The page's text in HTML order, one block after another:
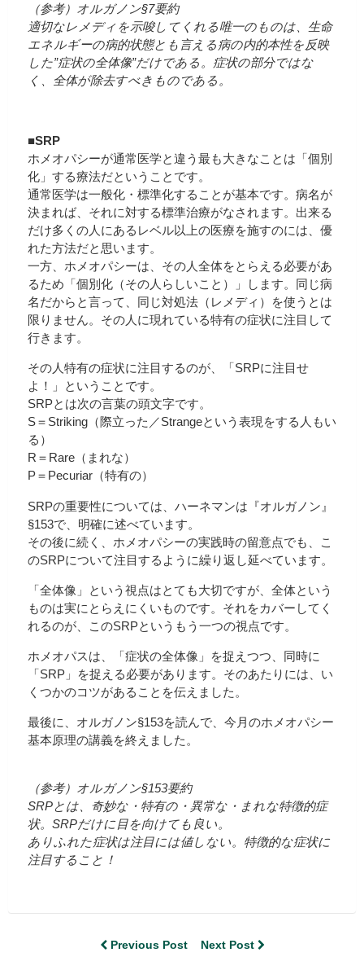
（参考）オルガノン§7要約
適切なレメディを示唆してくれる唯一のものは、生命
エネルギーの病的状態とも言える病の内的本性を反映
した”症状の全体像”だけである。症状の部分ではな
く、全体が除去すべきものである。
■SRP
ホメオパシーが通常医学と違う最も大きなことは「個別
化」する療法だということです。
通常医学は一般化・標準化することが基本です。病名が
決まれば、それに対する標準治療がなされます。出来る
だけ多くの人にあるレベル以上の医療を施すのには、優
れた方法だと思います。
一方、ホメオパシーは、その人全体をとらえる必要があ
るため「個別化（その人らしいこと）」します。同じ病
名だからと言って、同じ対処法（レメディ）を使うとは
限りません。その人に現れている特有の症状に注目して
行きます。
その人特有の症状に注目するのが、「SRPに注目せ
よ！」ということです。
SRPとは次の言葉の頭文字です。
S＝Striking（際立った／Strangeという表現をする人もい
る）
R＝Rare（まれな）
P＝Pecuriar（特有の）
SRPの重要性については、ハーネマンは『オルガノン』
§153で、明確に述べています。
その後に続く、ホメオパシーの実践時の留意点でも、こ
のSRPについて注目するように繰り返し延べています。
「全体像」という視点はとても大切ですが、全体という
ものは実にとらえにくいものです。それをカバーしてく
れるのが、このSRPというもう一つの視点です。
ホメオパスは、「症状の全体像」を捉えつつ、同時に
「SRP」を捉える必要があります。そのあたりには、い
くつかのコツがあることを伝えました。
最後に、オルガノン§153を読んで、今月のホメオパシー
基本原理の講義を終えました。
（参考）オルガノン§153要約
SRPとは、奇妙な・特有の・異常な・まれな特徴的症
状。SRPだけに目を向けても良い。
ありふれた症状は注目には値しない。特徴的な症状に
注目すること！
Previous Post Next Post